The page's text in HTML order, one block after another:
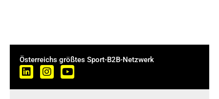
Österreichs größtes Sport-B2B-Netzwerk